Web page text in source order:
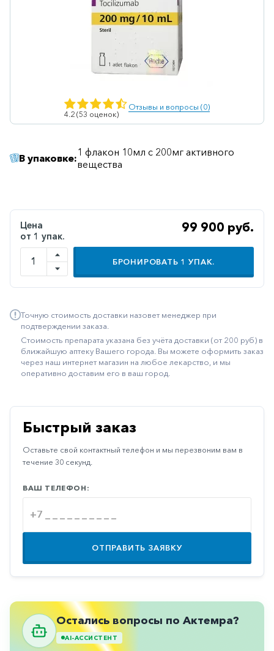
Ветеринарные
Гематологические
Гепатопротекторы
Гинекология
Гормональные
Диабетические
Желудочно-
кишечные
Иммунодепрессанты
Иммуностимуляторы
Метаболизм
Минеральный
обмен
Неврологические
Остеопороз
Офтальмология
Паркинсон
Противоаллергические
Противовирусные
Противогрибковые
Противоопухолевые
Противоподагрические
Противорвотные
4.2 (53 оценок)
Отзывы и вопросы (0)
В упаковке:1 флакон 10мл с 200мг активного
вещества
Цена
от 1 упак.
99 900 руб.
БРОНИРОВАТЬ 1 УПАК.
Точную стоимость доставки назовет менеджер при
подтверждении заказа.
Стоимость препарата указана без учёта доставки (от 200 руб) в
ближайшую аптеку Вашего города. Вы можете оформить заказ
через наш интернет магазин на любое лекарство, и мы
оперативно доставим его в ваш город.
Быстрый заказ
Оставьте свой контактный телефон и мы перезвоним вам в
течение 30 секунд.
ВАШ ТЕЛЕФОН:
ОТПРАВИТЬ ЗАЯВКУ
Остались вопросы по Актемра?
AI-АССИСТЕНТ